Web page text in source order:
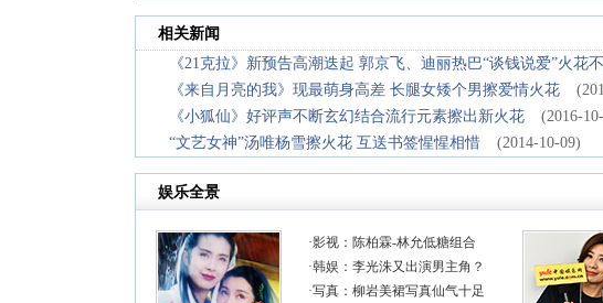
相关新闻
《21克拉》新预告高潮迭起 郭京飞、迪丽热巴“谈钱说爱”火花
《来自月亮的我》现最萌身高差 长腿女矮个男擦爱情火花
《小狐仙》好评声不断玄幻结合流行元素擦出新火花
(2016-
“文艺女神”汤唯杨雪擦火花 互送书签惺惺相惜
(2014-10-09)